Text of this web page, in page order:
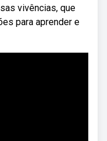
vivências, que
para aprender e